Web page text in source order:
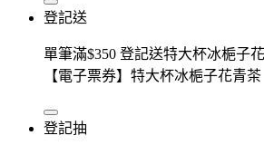
登記送
單筆滿$350 登記送特大杯冰梔子
【電子票券】特大杯冰梔子花青茶
登記抽